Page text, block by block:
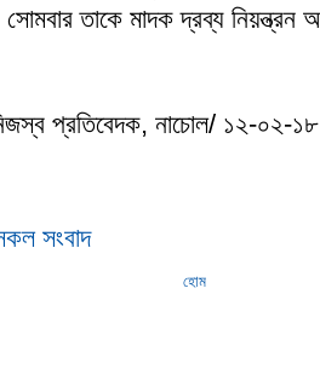
তাকে মাদক দ্রব্য নিয়ন্ত্রন
প্রতিবেদক, নাচোল/ ১২-০২-১৮
সংবাদ
হোম